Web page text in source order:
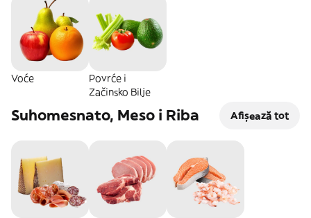
Voće
Povrće i
Začinsko Bilje
Suhomesnato, Meso i Riba Afișează tot